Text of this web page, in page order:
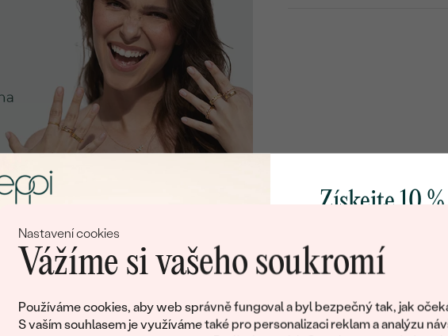
Nastavení cookies
Vážíme si vašeho soukromí
Používáme cookies, aby web správně fungoval a byl bezpečný tak, jak
S vaším souhlasem je využíváme také pro personalizaci reklam a analýzu
Získejte 10
poctivě vyráběných
Jako dárek na